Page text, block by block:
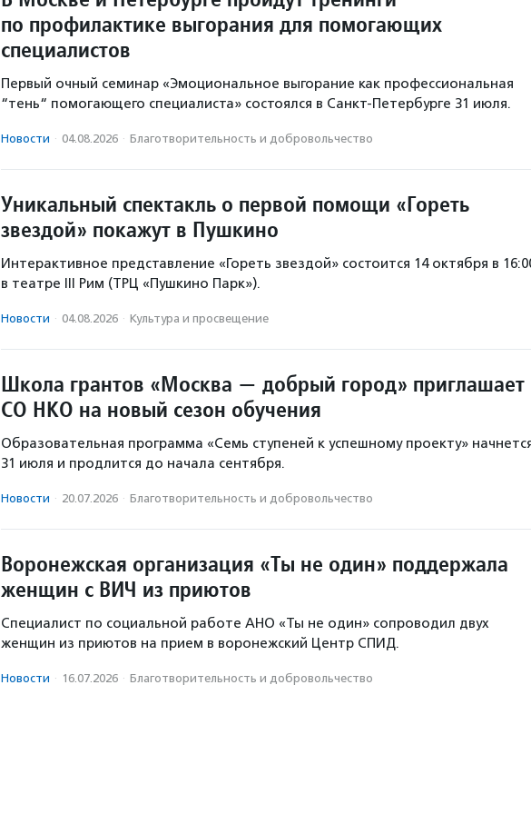
по профилактике выгорания для помогающих
специалистов
Первый очный семинар «Эмоциональное выгорание как профессиональная
“тень“ помогающего специалиста» состоялся в Санкт-Петербурге 31 июля.
Новости · 04.08.2026 · Благотвори­тель­ность и доброволь­чест­во
Уникальный спектакль о первой помощи «Гореть
звездой» покажут в Пушкино
Интерактивное представление «Гореть звездой» состоится 14 октября в
в театре III Рим (ТРЦ «Пушкино Парк»).
Новости · 04.08.2026 · Культура и просвещение
Школа грантов «Москва — добрый город» приглашает
СО НКО на новый сезон обучения
Образовательная программа «Семь ступеней к успешному проекту»
31 июля и продлится до начала сентября.
Новости · 20.07.2026 · Благотвори­тель­ность и доброволь­чест­во
Воронежская организация «Ты не один» поддержала
женщин с ВИЧ из приютов
Специалист по социальной работе АНО «Ты не один» сопроводил двух
женщин из приютов на прием в воронежский Центр СПИД.
Новости · 16.07.2026 · Благотвори­тель­ность и доброволь­чест­во